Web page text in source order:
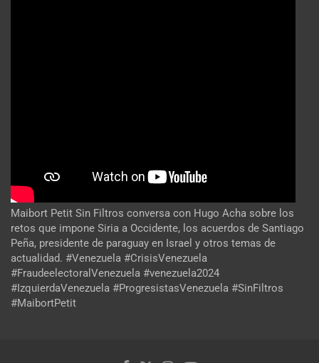
Maibort Petit Sin Filtros conversa con Hugo Acha sobre los
retos que impone Siria a Occidente, los acuerdos de Santiago
Peña, presidente de paraguay en Israel y otros temas de
actualidad. #Venezuela #CrisisVenezuela
#FraudeelectoralVenezuela #venezuela2024
#IzquierdaVenezuela #ProgresistasVenezuela #SinFiltros
#MaibortPetit